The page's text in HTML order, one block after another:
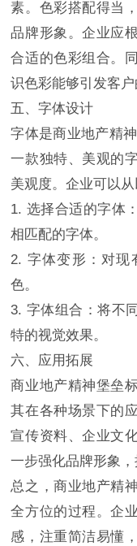
素。色彩搭配得当
品牌形象。企业应
合适的色彩组合。
识色彩能够引发客户
五、字体设计
字体是商业地产精
一款独特、美观的
美观度。企业可以
1. 选择合适的字体
相匹配的字体。
2. 字体变形：对现
色。
3. 字体组合：将不
特的视觉效果。
六、应用拓展
商业地产精神堡垒
其在各种场景下的
宣传资料、企业文
一步强化品牌形象，
总之，商业地产精
全方位的过程。企
感，注重简洁易懂